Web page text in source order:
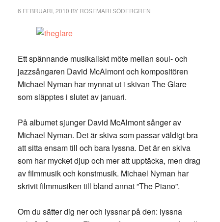
6 FEBRUARI, 2010 BY ROSEMARI SÖDERGREN
Ett spännande musikaliskt möte mellan soul- och
jazzsångaren David McAlmont och kompositören
Michael Nyman har mynnat ut i skivan The Glare
som släpptes i slutet av januari.
På albumet sjunger David McAlmont sånger av
Michael Nyman. Det är skiva som passar väldigt bra
att sitta ensam till och bara lyssna. Det är en skiva
som har mycket djup och mer att upptäcka, men drag
av filmmusik och konstmusik. Michael Nyman har
skrivit filmmusiken till bland annat ”The Piano”.
Om du sätter dig ner och lyssnar på den: lyssna